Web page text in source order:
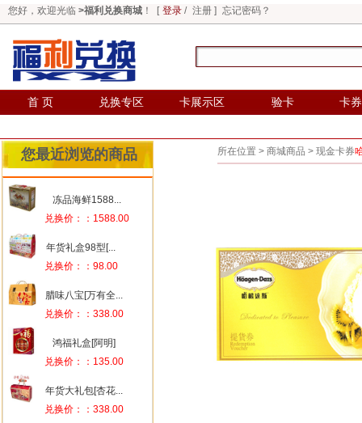
您好，欢迎光临 >福利兑换商城 ！ [ 登录 / 注册 ] 忘记密码？
首 页 兑换专区 卡展示区 验卡 卡
您最近浏览的商品
冻品海鲜1588...
兑换价：：1588.00
年货礼盒98型[...
兑换价：：98.00
腊味八宝[万有全...
兑换价：：338.00
鸿福礼盒[阿明]
兑换价：：135.00
年货大礼包[杏花...
兑换价：：338.00
所在位置 > 商城商品 > 现金卡券